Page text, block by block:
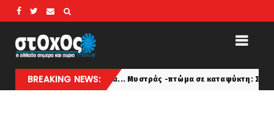
BREAKING NEWS:
Πάλι καλά... Μυστράς -πτώμα σε καταψύκτη: Σε παθολογικά αίτια